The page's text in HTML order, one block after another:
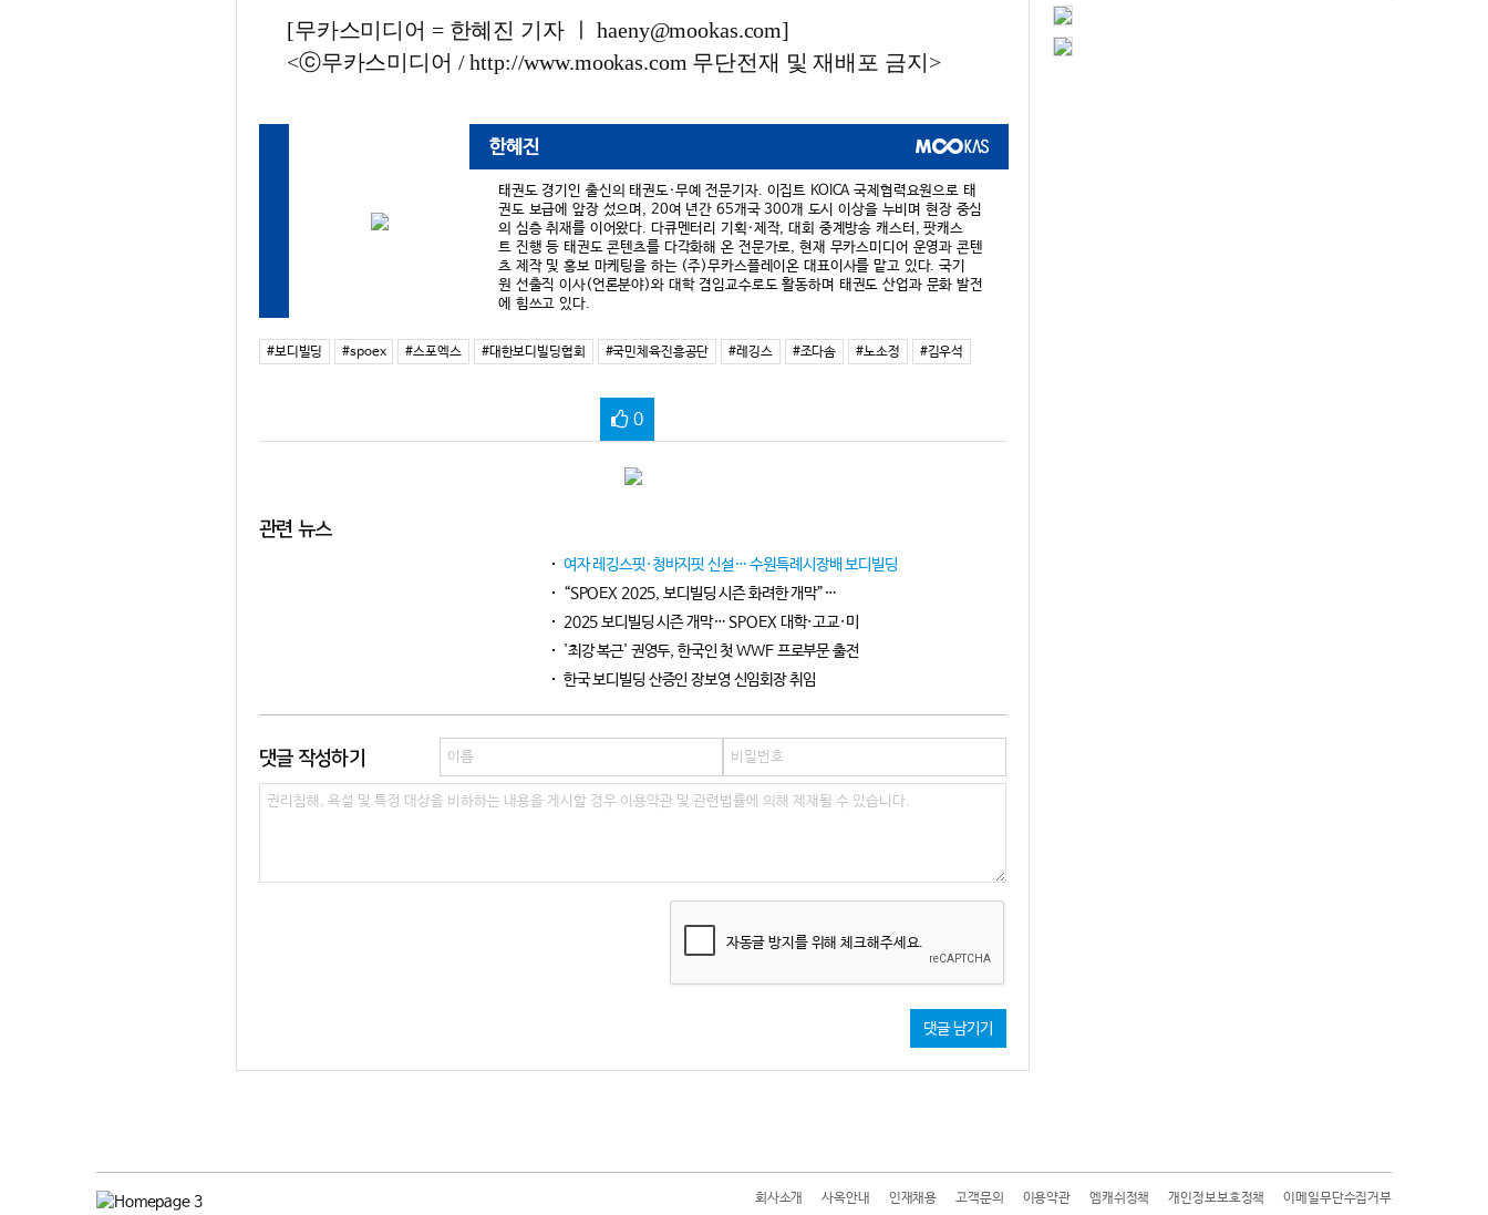
[무카스미디어 = 한혜진 기자 ㅣ haeny@mookas.com]
<ⓒ무카스미디어 / http://www.mookas.com 무단전재 및 재배포 금지>
한혜진
태권도 경기인 출신의 태권도·무예 전문기자. 이집트 KOICA 국제협력요원으로 태
권도 보급에 앞장 섰으며, 20여 년간 65개국 300개 도시 이상을 누비며 현장 중심
의 심층 취재를 이어왔다. 다큐멘터리 기획·제작, 대회 중계방송 캐스터, 팟캐스
트 진행 등 태권도 콘텐츠를 다각화해 온 전문가로, 현재 무카스미디어 운영과 콘텐
츠 제작 및 홍보 마케팅을 하는 (주)무카스플레이온 대표이사를 맡고 있다. 국기
원 선출직 이사(언론분야)와 대학 겸임교수로도 활동하며 태권도 산업과 문화 발전
에 힘쓰고 있다.
#보디빌딩 #spoex #스포엑스 #대한보디빌딩협회 #국민체육진흥공단 #레깅스 #조다솜 #노소정 #김우석
0
관련 뉴스
여자 레깅스핏·청바지핏 신설… 수원특례시장배 보디빌딩
“SPOEX 2025, 보디빌딩 시즌 화려한 개막”…
2025 보디빌딩 시즌 개막… SPOEX 대학·고교·미
'최강 복근' 권영두, 한국인 첫 WWF 프로부문 출전
한국 보디빌딩 산증인 장보영 신임회장 취임
댓글 작성하기
자동글 방지를 위해 체크해주세요.
댓글 남기기
회사소개 사옥안내 인재채용 고객문의 이용약관 엠캐쉬정책 개인정보보호정책 이메일무단수집거부